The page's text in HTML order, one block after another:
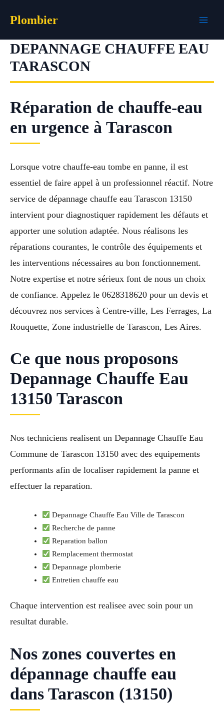
Plombier
DEPANNAGE CHAUFFE EAU
TARASCON
Réparation de chauffe-eau
en urgence à Tarascon
Lorsque votre chauffe-eau tombe en panne, il est
essentiel de faire appel à un professionnel réactif. Notre
service de dépannage chauffe eau Tarascon 13150
intervient pour diagnostiquer rapidement les défauts et
apporter une solution adaptée. Nous réalisons les
réparations courantes, le contrôle des équipements et
les interventions nécessaires au bon fonctionnement.
Notre expertise et notre sérieux font de nous un choix
de confiance. Appelez le 0628318620 pour un devis et
découvrez nos services à Centre-ville, Les Ferrages, La
Rouquette, Zone industrielle de Tarascon, Les Aires.
Ce que nous proposons
Depannage Chauffe Eau
13150 Tarascon
Nos techniciens realisent un Depannage Chauffe Eau
Commune de Tarascon 13150 avec des equipements
performants afin de localiser rapidement la panne et
effectuer la reparation.
Depannage Chauffe Eau Ville de Tarascon
Recherche de panne
Reparation ballon
Remplacement thermostat
Depannage plomberie
Entretien chauffe eau
Chaque intervention est realisee avec soin pour un
resultat durable.
Nos zones couvertes en
dépannage chauffe eau
dans Tarascon (13150)